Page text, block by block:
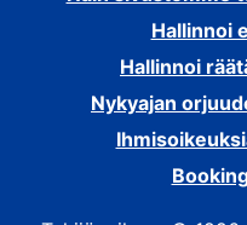
Hallinnoi
Hallinnoi
Nykyajan